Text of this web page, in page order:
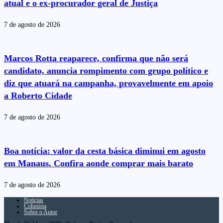
atual e o ex-procurador geral de Justiça
7 de agosto de 2026
Marcos Rotta reaparece, confirma que não será
candidato, anuncia rompimento com grupo político e
diz que atuará na campanha, provavelmente em apoio
a Roberto Cidade
7 de agosto de 2026
Boa notícia: valor da cesta básica diminui em agosto
em Manaus. Confira aonde comprar mais barato
7 de agosto de 2026
Notícias
Colunista
Sobre o Autor